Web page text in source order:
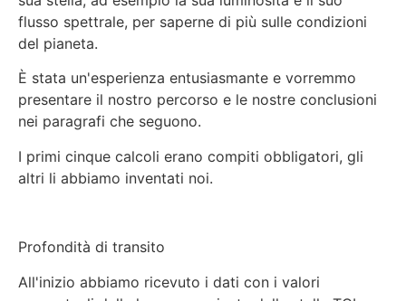
flusso spettrale, per saperne di più sulle condizioni
del pianeta.
È stata un'esperienza entusiasmante e vorremmo
presentare il nostro percorso e le nostre conclusioni
nei paragrafi che seguono.
I primi cinque calcoli erano compiti obbligatori, gli
altri li abbiamo inventati noi.
Profondità di transito
All'inizio abbiamo ricevuto i dati con i valori